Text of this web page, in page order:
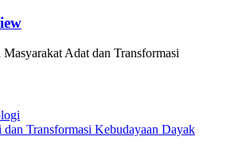
Adat dan Transformasi
dan Transformasi Kebudayaan Dayak